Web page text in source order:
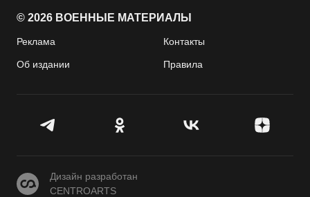
© 2026 ВОЕННЫЕ МАТЕРИАЛЫ
Реклама Контакты
Об издании Правила
CENTROARTS